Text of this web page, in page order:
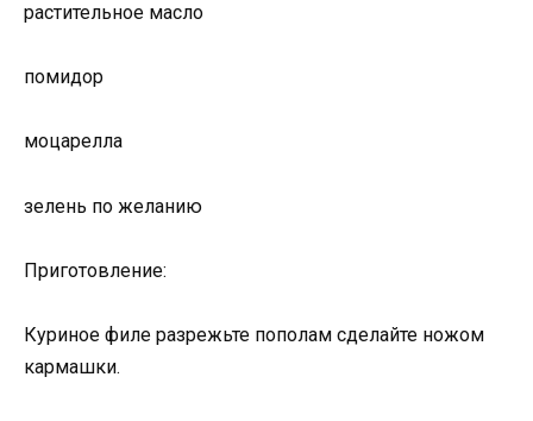
растительное масло
помидор
моцарелла
зелень по желанию
Приготовление:
Куриное филе разрежьте пополам сделайте ножом
кармашки.